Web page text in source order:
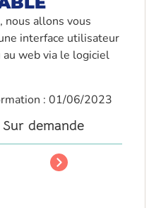
nous allons vous
interface utilisateur
web via le logiciel
: 01/06/2023
Sur demande